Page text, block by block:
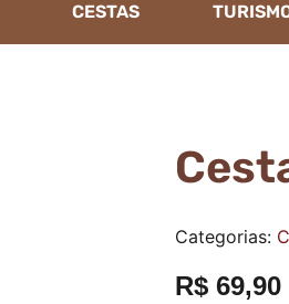
CESTAS
Categorias:
R$ 69,90